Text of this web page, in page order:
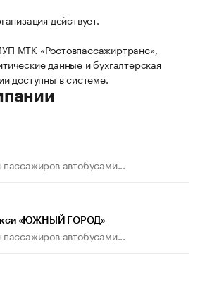
действует.
МТК «Ростовпассажиртранс»,
данные и бухгалтерская
доступны в системе.
пассажиров автобусами...
«ЮЖНЫЙ ГОРОД»
пассажиров автобусами...